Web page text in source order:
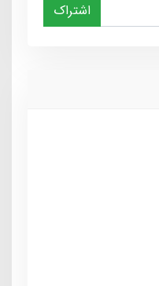
اشتراک